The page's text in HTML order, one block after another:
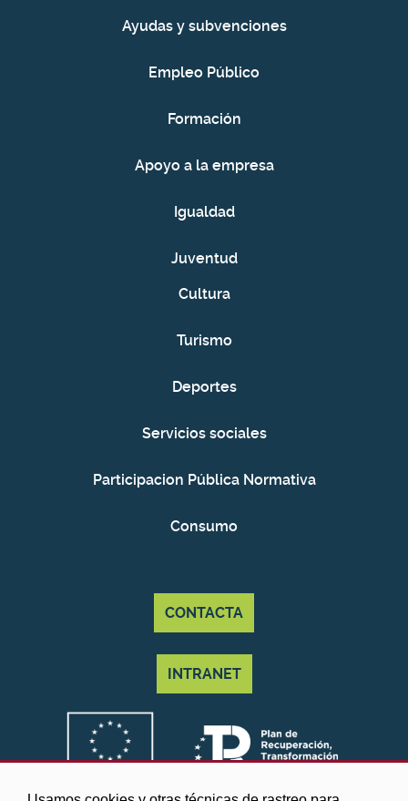
Ayudas y subvenciones
Empleo Público
Formación
Apoyo a la empresa
Igualdad
Juventud
Cultura
Turismo
Deportes
Servicios sociales
Participacion Pública Normativa
Consumo
CONTACTA
INTRANET